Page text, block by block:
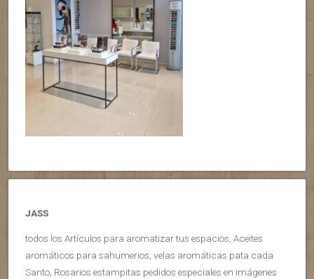
JASS
todos los Artículos para aromatizar tus espacios, Aceites
aromáticos para sahumerios, velas aromáticas pata cada
Santo, Rosarios estampitas pedidos especiales en imágenes